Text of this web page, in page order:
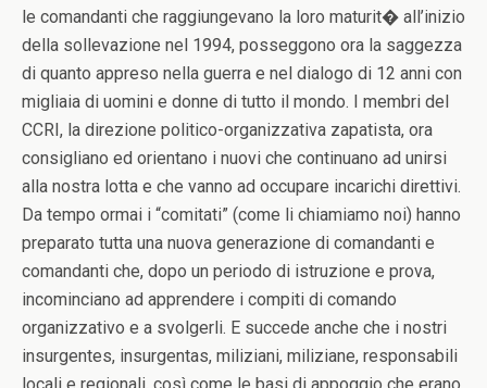
le comandanti che raggiungevano la loro maturit� all’inizio
della sollevazione nel 1994, posseggono ora la saggezza
di quanto appreso nella guerra e nel dialogo di 12 anni con
migliaia di uomini e donne di tutto il mondo. I membri del
CCRI, la direzione politico-organizzativa zapatista, ora
consigliano ed orientano i nuovi che continuano ad unirsi
alla nostra lotta e che vanno ad occupare incarichi direttivi.
Da tempo ormai i “comitati” (come li chiamiamo noi) hanno
preparato tutta una nuova generazione di comandanti e
comandanti che, dopo un periodo di istruzione e prova,
incominciano ad apprendere i compiti di comando
organizzativo e a svolgerli. E succede anche che i nostri
insurgentes, insurgentas, miliziani, miliziane, responsabili